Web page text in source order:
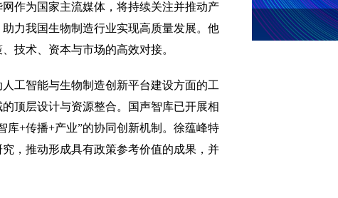
作为国家主流媒体，将持续关注并推动产
力我国生物制造行业实现高质量发展。他
技术、资本与市场的高效对接。
工智能与生物制造创新平台建设方面的工
顶层设计与资源整合。国声智库已开展相
库+传播+产业”的协同创新机制。徐蕴峰特
，推动形成具有政策参考价值的成果，并